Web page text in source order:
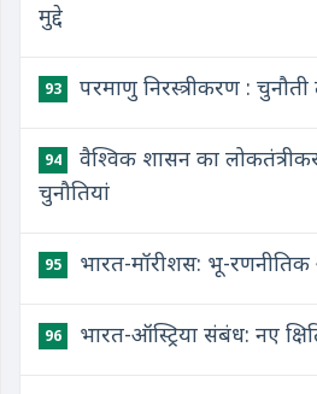
मुद्दे
93 परमाणु निरस्त्रीकरण :
94
वैश्विक शासन का
चुनौतियां
95 ​भारत-मॉरीशस: भू-
96 ​भारत-ऑस्ट्रिया संबंध: नए